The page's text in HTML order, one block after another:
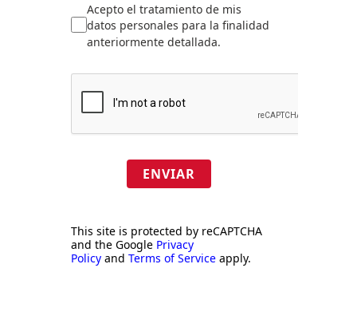
Acepto el tratamiento de mis
datos personales para la finalidad
anteriormente detallada.
ENVIAR
This site is protected by reCAPTCHA
and the Google Privacy
Policy and Terms of Service apply.